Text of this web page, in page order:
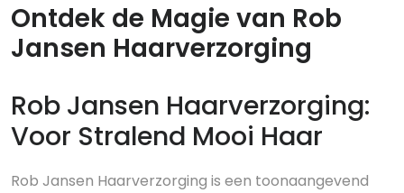
Ontdek de Magie van Rob
Jansen Haarverzorging
Rob Jansen Haarverzorging:
Voor Stralend Mooi Haar
Rob Jansen Haarverzorging is een toonaangevend